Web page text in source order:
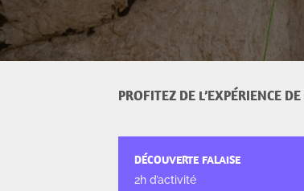
PROFITEZ DE L’EXPÉRIENCE
DÉCOUVERTE FALAISE
2h d’activité